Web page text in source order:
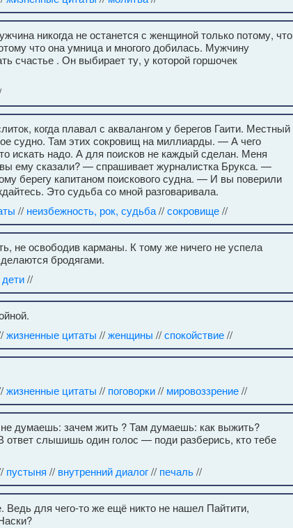
никогда не останется с женщиной только потому, что
что она умница и многого добилась. Мужчину
счастье . Он выбирает ту, у которой горшочек
когда плавал с аквалангом у берегов Гаити. Местный
судно. Там этих сокровищ на миллиарды. — А чего
искать надо. А для поисков не каждый сделан. Меня
ему сказали? — спрашивает журналистка Брукса. —
берегу капитаном поискового судна. — И вы поверили
Это судьба со мной разговаривала.
// неизбежность, рок, судьба//сокровище//
не освободив карманы. К тому же ничего не успела
бродягами.
дети//
жизненные цитаты //женщины //спокойствие//
жизненные цитаты // поговорки// мировоззрение//
думаешь: зачем жить ? Там думаешь: как выжить?
ответ слышишь один голос — поди разберись, кто тебе
пустыня // внутренний диалог// печаль//
для чего-то же ещё никто не нашел Пайтити,